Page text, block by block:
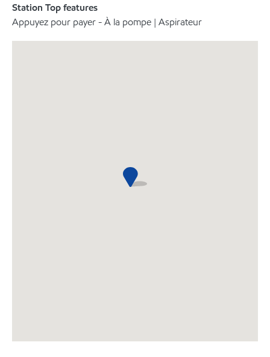
Station Top features
Appuyez pour payer - À la pompe | Aspirateur